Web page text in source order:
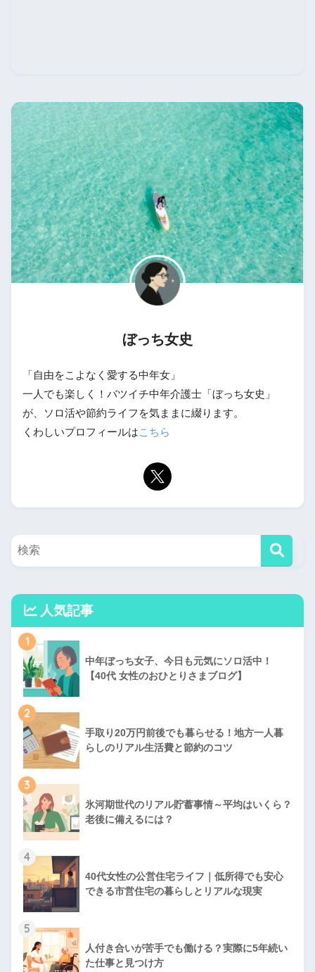
ぼっち女史
「自由をこよなく愛する中年女」
一人でも楽しく！バツイチ中年介護士「ぼっち女史」
が、ソロ活や節約ライフを気ままに綴ります。
くわしいプロフィールはこちら
人気記事
1
中年ぼっち女子、今日も元気にソロ活中！
【40代 女性のおひとりさまブログ】
2
手取り20万円前後でも暮らせる！地方一人暮
らしのリアル生活費と節約のコツ
3
氷河期世代のリアル貯蓄事情～平均はいくら？
老後に備えるには？
4
40代女性の公営住宅ライフ｜低所得でも安心
できる市営住宅の暮らしとリアルな現実
5
人付き合いが苦手でも働ける？実際に5年続い
た仕事と見つけ方